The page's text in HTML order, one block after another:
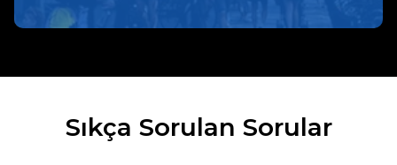
Sıkça Sorulan Sorular